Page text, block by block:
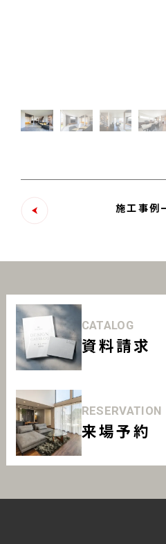
施工事例
CATALOG
資料請求
RESERVATION
来場予約